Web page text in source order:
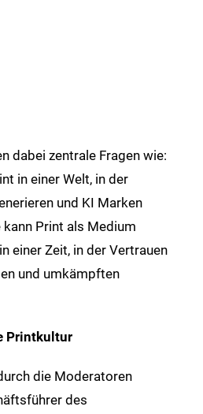
dabei zentrale Fragen wie:
in einer Welt, in der
und KI Marken
Print als Medium
einer Zeit, in der Vertrauen
und umkämpften
Printkultur
die Moderatoren
des